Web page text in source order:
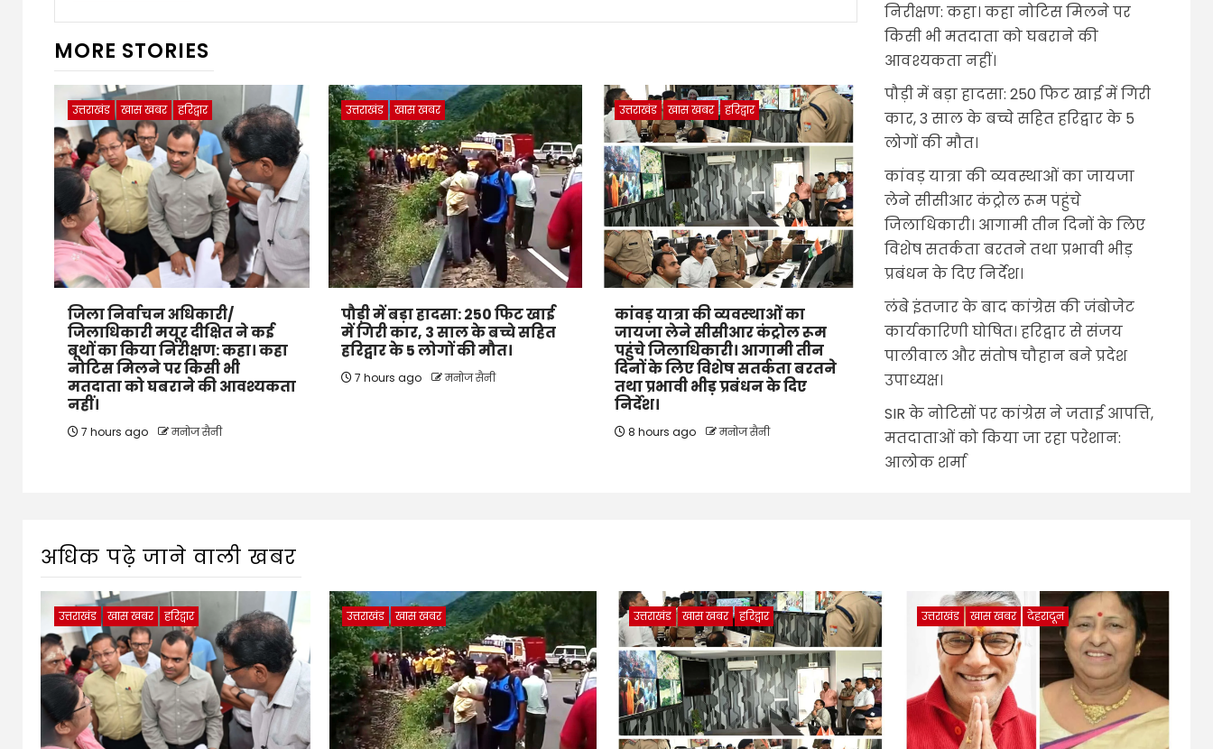
MORE STORIES
उत्तराखंड खास खबर हरिद्वार
जिला निर्वाचन अधिकारी/
जिलाधिकारी मयूर दीक्षित ने कई
बूथों का किया निरीक्षण: कहा। कहा
नोटिस मिलने पर किसी भी
मतदाता को घबराने की आवश्यकता
नहीं।
7 hours ago मनोज सैनी
उत्तराखंड खास खबर
पौड़ी में बड़ा हादसा: 250 फिट खाई
में गिरी कार, 3 साल के बच्चे सहित
हरिद्वार के 5 लोगों की मौत।
7 hours ago मनोज सैनी
उत्तराखंड खास खबर हरिद्वार
कांवड़ यात्रा की व्यवस्थाओं का
जायजा लेने सीसीआर कंट्रोल रूम
पहुंचे जिलाधिकारी। आगामी तीन
दिनों के लिए विशेष सतर्कता बरतने
तथा प्रभावी भीड़ प्रबंधन के दिए
निर्देश।
8 hours ago मनोज सैनी
निरीक्षण: कहा। कहा नोटिस मिलने पर
किसी भी मतदाता को घबराने की
आवश्यकता नहीं।
पौड़ी में बड़ा हादसा: 250 फिट खाई में गिरी
कार, 3 साल के बच्चे सहित हरिद्वार के 5
लोगों की मौत।
कांवड़ यात्रा की व्यवस्थाओं का जायजा
लेने सीसीआर कंट्रोल रूम पहुंचे
जिलाधिकारी। आगामी तीन दिनों के लिए
विशेष सतर्कता बरतने तथा प्रभावी भीड़
प्रबंधन के दिए निर्देश।
लंबे इंतजार के बाद कांग्रेस की जंबोजेट
कार्यकारिणी घोषित। हरिद्वार से संजय
पालीवाल और संतोष चौहान बने प्रदेश
उपाध्यक्ष।
SIR के नोटिसों पर कांग्रेस ने जताई आपत्ति,
मतदाताओं को किया जा रहा परेशान:
आलोक शर्मा
अधिक पढ़े जाने वाली खबर
उत्तराखंड खास खबर हरिद्वार उत्तराखंड खास खबर उत्तराखंड खास खबर हरिद्वार उत्तराखंड खास खबर देहरादून